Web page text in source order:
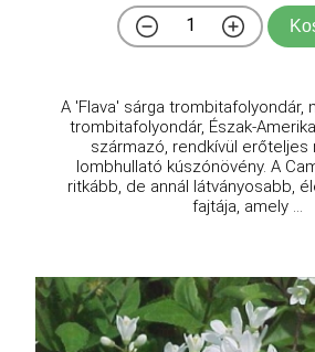
A 'Flava' sárga trombitafolyondár,
trombitafolyondár, Észak-
származó, rendkívül erőteljes
lombhullató kúszónövény. A
ritkább, de annál látványosabb,
fajtája, amely ...